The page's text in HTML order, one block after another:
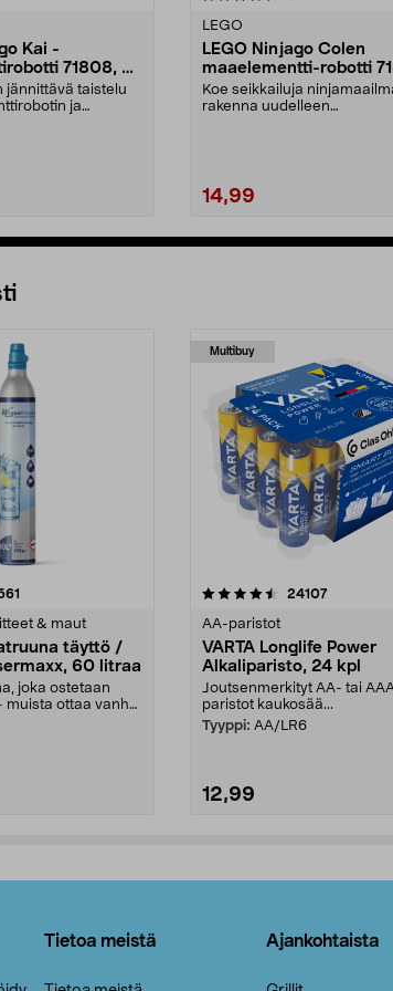
Kai -
71808, yli
jännittävä taistelu
ja
LEGO
LEGO Ninjago Colen
maaelementti-robotti
yli 7-vuotiaille
Koe seikkailuja
rakenna uudelleen
14,99
& maut
täyttö /
60 litraa
joka ostetaan
muista ottaa vanha
Multibuy
24107arvostelut
AA-paristot
VARTA Longlife Power
Alkaliparisto, 24 kpl
Joutsenmerkityt AA- tai
paristot kaukosää...
Tyyppi: AA/LR6
12,99
4.5viidestä
Tietoa meistä Ajankohtaista